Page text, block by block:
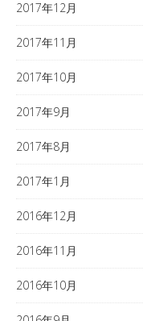
2017年12月
2017年11月
2017年10月
2017年9月
2017年8月
2017年1月
2016年12月
2016年11月
2016年10月